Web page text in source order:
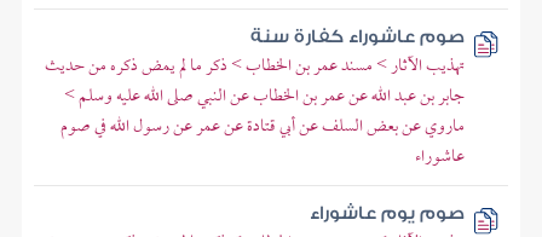
صوم عاشوراء كفارة سنة
تهذيب الآثار > مسند عمر بن الخطاب > ذكر ما لم يمض ذكره من حديث
جابر بن عبد الله عن عمر بن الخطاب عن النبي صلى الله عليه وسلم >
ماروي عن بعض السلف عن أبي قتادة عن عمر عن رسول الله في صوم
عاشوراء
صوم يوم عاشوراء